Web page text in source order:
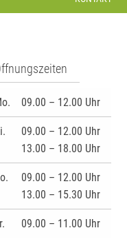
09.00 – 12.00 Uhr
09.00 – 12.00 Uhr
13.00 – 18.00 Uhr
09.00 – 12.00 Uhr
13.00 – 15.30 Uhr
09.00 – 11.00 Uhr